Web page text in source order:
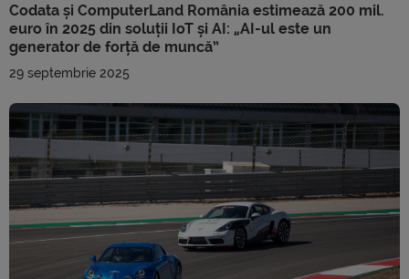
Codata și ComputerLand România estimează 200 mil.
euro în 2025 din soluții IoT și AI: „AI-ul este un
generator de forță de muncă”
29 septembrie 2025